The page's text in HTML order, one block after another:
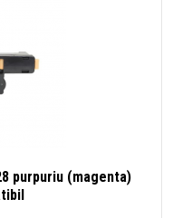
purpuriu (magenta)